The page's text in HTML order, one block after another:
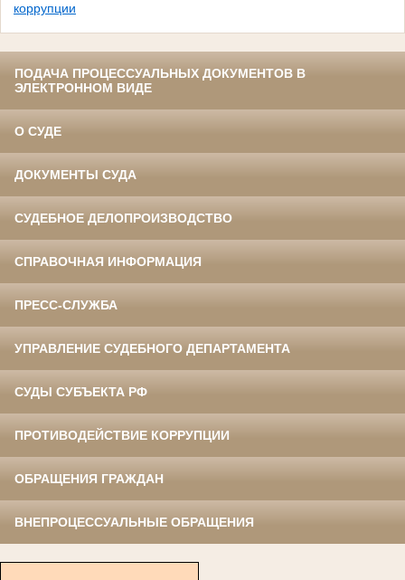
коррупции
ПОДАЧА ПРОЦЕССУАЛЬНЫХ ДОКУМЕНТОВ В
ЭЛЕКТРОННОМ ВИДЕ
О СУДЕ
ДОКУМЕНТЫ СУДА
СУДЕБНОЕ ДЕЛОПРОИЗВОДСТВО
СПРАВОЧНАЯ ИНФОРМАЦИЯ
ПРЕСС-СЛУЖБА
УПРАВЛЕНИЕ СУДЕБНОГО ДЕПАРТАМЕНТА
СУДЫ СУБЪЕКТА РФ
ПРОТИВОДЕЙСТВИЕ КОРРУПЦИИ
ОБРАЩЕНИЯ ГРАЖДАН
ВНЕПРОЦЕССУАЛЬНЫЕ ОБРАЩЕНИЯ